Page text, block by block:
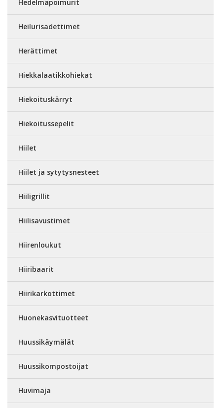
Hedelmäpoimurit
Heilurisadettimet
Herättimet
Hiekkalaatikkohiekat
Hiekoituskärryt
Hiekoitussepelit
Hiilet
Hiilet ja sytytysnesteet
Hiiligrillit
Hiilisavustimet
Hiirenloukut
Hiiribaarit
Hiirikarkottimet
Huonekasvituotteet
Huussikäymälät
Huussikompostoijat
Huvimaja